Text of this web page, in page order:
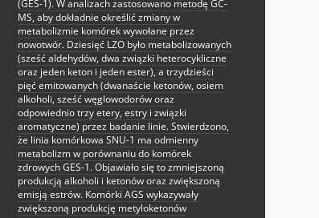
(GES-1). W analizach zastosowano metodę GC-
MS, aby dokładnie określić zmiany w
metabolizmie komórek wywołane przez
nowotwór. Dziesięć LZO było metabolizowanych
(sześć aldehydów, dwa związki heterocykliczne
oraz jeden keton i jeden ester), a trzydzieści
pięć emitowanych (dwanaście ketonów, osiem
alkoholi, sześć węglowodorów oraz
odpowiednio trzy etery, estry i związki
aromatyczne) przez badanie linie. Stwierdzono,
że linia komórkowa SNU-1 ma odmienny
metabolizm w porównaniu do komórek
zdrowych GES-1. Objawiało się to zmniejszoną
produkcją alkoholi i ketonów oraz zwiększoną
emisją estrów. Komórki AGS wykazywały
zwiększoną produkcję metyloketonów